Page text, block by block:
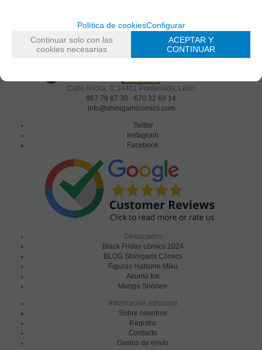
Shinigami Cómics
Calle Ancha, 3, 24401 Ponferrada, León
987 79 87 30 - 670 32 69 14
info@shinigamicomics.com
Twitter
Instagram
Facebook
Destacados
Black Friday cómics 2024
BLOG Shinigami Cómics
Figuras Hatsune Miku
Akumu Ink
Manga Shonen
Información adicional
Sobre nosotros
Registro
Contacto
Gastos de envío
Política de cookiesConfigurar
Continuar solo con las
cookies necesarias
ACEPTAR Y
CONTINUAR